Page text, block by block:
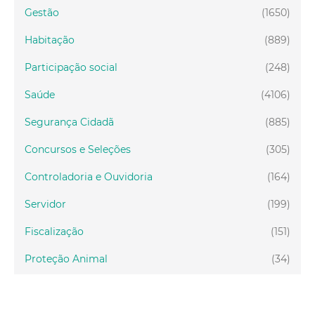
(1650)
Gestão
(889)
Habitação
(248)
Participação social
(4106)
Saúde
(885)
Segurança Cidadã
(305)
Concursos e Seleções
(164)
Controladoria e Ouvidoria
(199)
Servidor
(151)
Fiscalização
(34)
Proteção Animal